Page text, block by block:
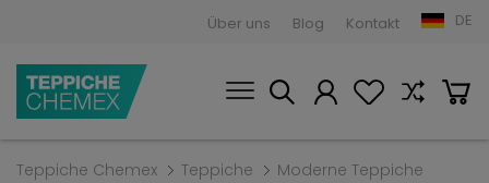
Über uns Blog Kontakt DE
Teppiche Chemex Teppiche Moderne Teppiche